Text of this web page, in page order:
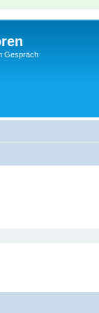
Gespräch